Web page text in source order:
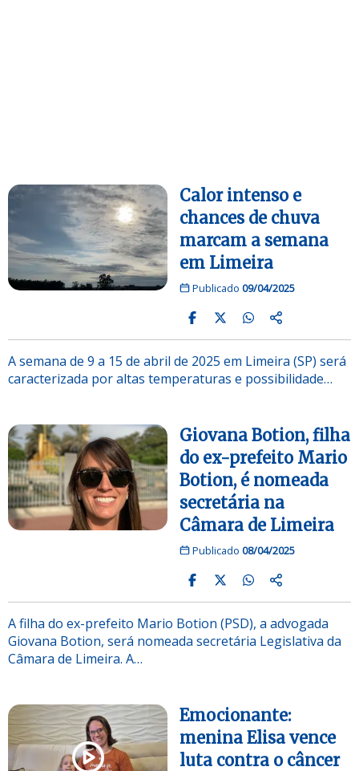
Calor intenso e
chances de chuva
marcam a semana
em Limeira
Publicado 09/04/2025
A semana de 9 a 15 de abril de 2025 em Limeira (SP) será
caracterizada por altas temperaturas e possibilidade…
Giovana Botion, filha
do ex-prefeito Mario
Botion, é nomeada
secretária na
Câmara de Limeira
Publicado 08/04/2025
A filha do ex-prefeito Mario Botion (PSD), a advogada
Giovana Botion, será nomeada secretária Legislativa da
Câmara de Limeira. A…
Emocionante:
menina Elisa vence
luta contra o câncer